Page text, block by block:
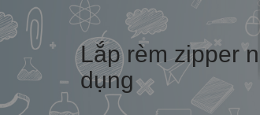
Lắp rèm zipper
dụng